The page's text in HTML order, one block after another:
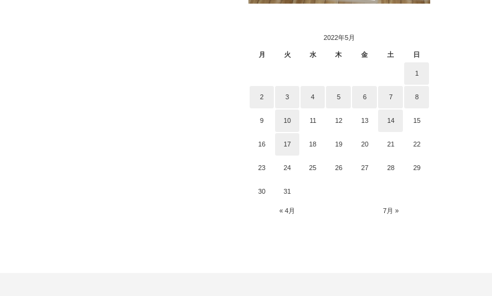
2022年5月
月 火 水 木 金 土 日
« 4月 7月 »
1
2 3 4 5 6 7 8
9 10 11 12 13 14 15
16 17 18 19 20 21 22
23 24 25 26 27 28 29
30 31